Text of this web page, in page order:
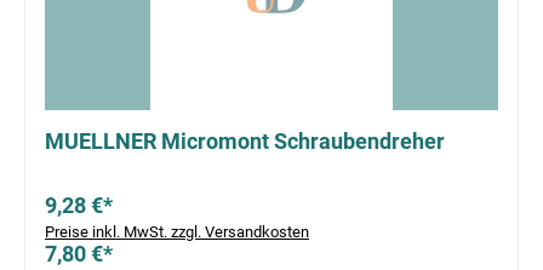
MUELLNER Micromont Schraubendreher
9,28 €*
Preise inkl. MwSt. zzgl. Versandkosten
7,80 €*